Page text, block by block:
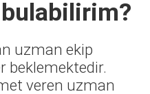
uzman ekip
beklemektedir.
veren uzman